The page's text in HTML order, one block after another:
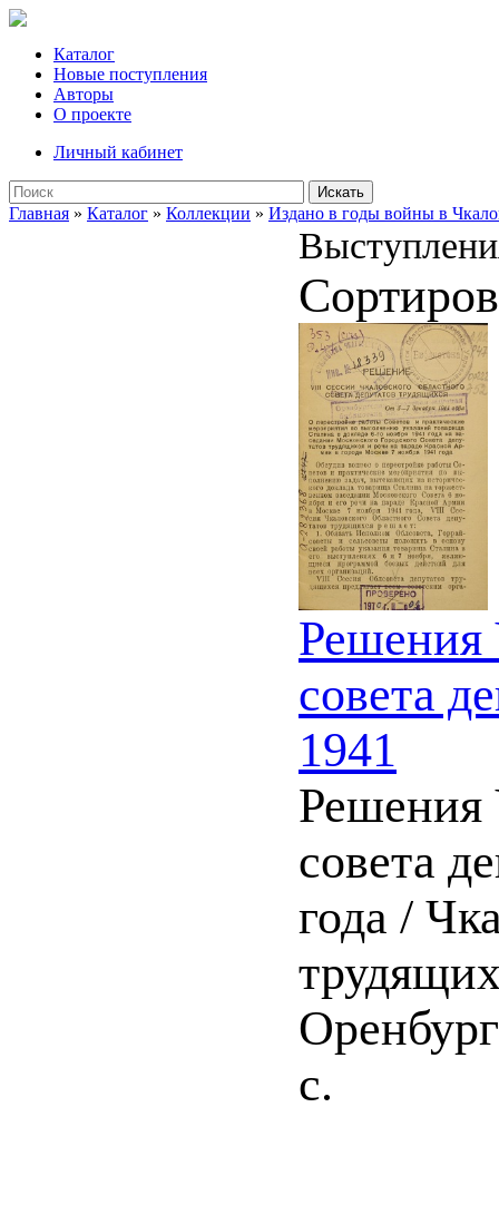
Каталог
Новые поступления
Авторы
О проекте
Личный кабинет
Искать
Главная » Каталог » Коллекции » Издано в годы войны в
Решения
совета
1941
Решения
совета
года /
с.